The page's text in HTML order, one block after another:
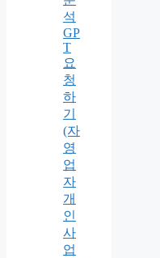
석
GP
T
요
청
하
기
(자
영
업
자
개
인
사
업